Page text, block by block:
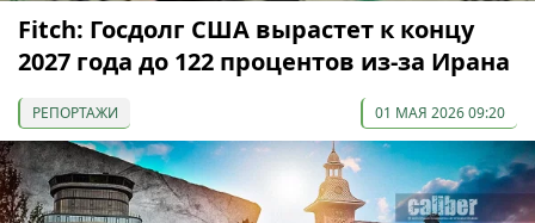
Fitch: Госдолг США вырастет к концу
2027 года до 122 процентов из-за Ирана
РЕПОРТАЖИ 01 МАЯ 2026 09:20